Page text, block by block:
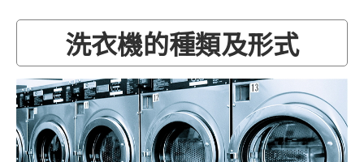
洗衣機的種類及形式